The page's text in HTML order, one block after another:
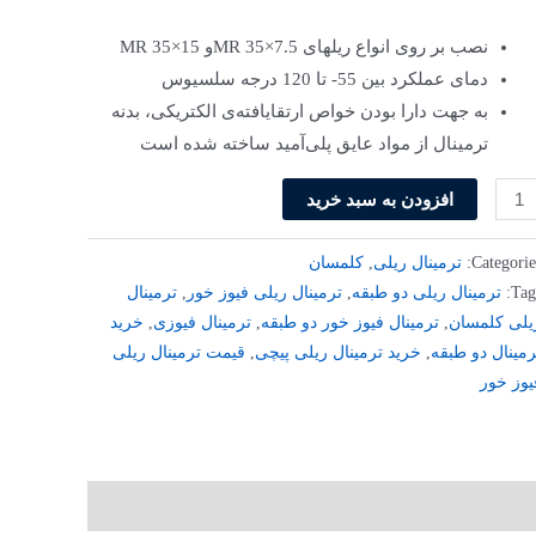
نصب بر روی انواع ریل­های MR 35×7.5و MR 35×15
دمای عملکرد بین 55- تا 120 درجه سلسیوس
به جهت دارا بودن خواص ارتقایافته‌ی الکتریکی، بدنه
ترمینال از مواد عایق پلی‌آمید ساخته شده است
افزودن به سبد خرید
ترمینال ریلی کلمسان
ترمینال ریلی دو طبقه ترمینال ریلی فیوز خور
ترمینال
کلمسان ترمینال فیوز خور دو طبقه ترمینال فیوزی
خرید
دو طبقه
خرید ترمینال ریلی پیچی
قیمت ترمینال ریلی
خور